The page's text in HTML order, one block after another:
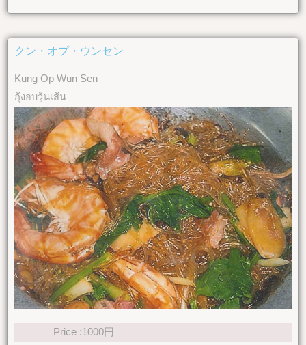
クン・オプ・ウンセン
Kung Op Wun Sen
กุ้งอบวุ้นเส้น
Price :1000円